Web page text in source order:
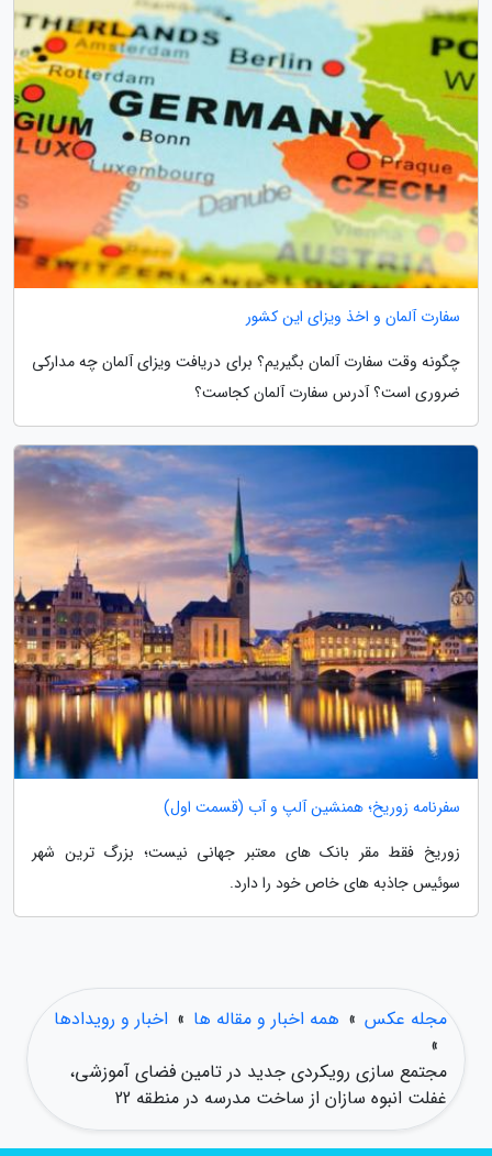
سفارت آلمان و اخذ ویزای این کشور
چگونه وقت سفارت آلمان بگیریم؟ برای دریافت ویزای آلمان چه مدارکی
ضروری است؟ آدرس سفارت آلمان کجاست؟
سفرنامه زوریخ؛ همنشین آلپ و آب (قسمت اول)
زوریخ فقط مقر بانک های معتبر جهانی نیست؛ بزرگ ترین شهر
سوئیس جاذبه های خاص خود را دارد.
مجله عکس » همه اخبار و مقاله ها » اخبار و رویدادها
»
مجتمع سازی رویکردی جدید در تامین فضای آموزشی،
غفلت انبوه سازان از ساخت مدرسه در منطقه 22